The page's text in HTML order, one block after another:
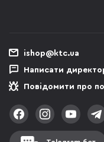
ishop@ktc.ua
Написати
Повідомити про